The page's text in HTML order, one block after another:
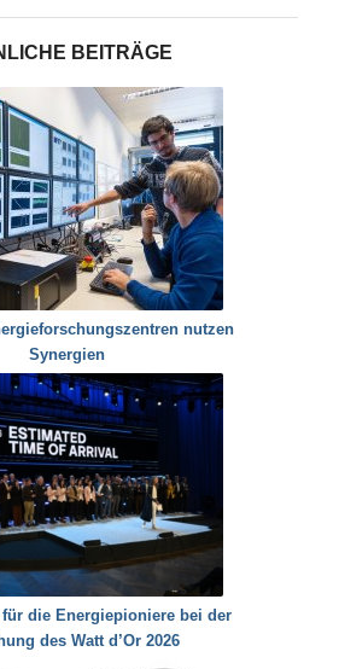
BEITRÄGE
nutzen
Synergien
die Energiepioniere bei der
des Watt d’Or 2026